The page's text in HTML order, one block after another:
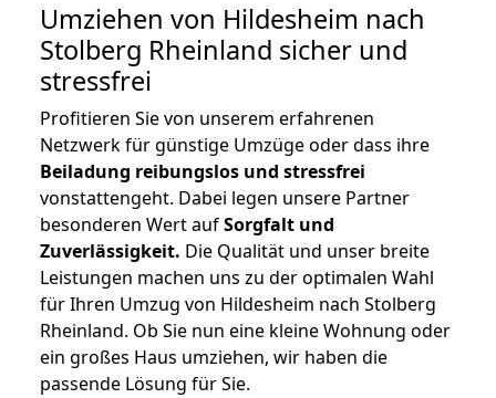
Umziehen von Hildesheim nach
Stolberg Rheinland sicher und
stressfrei
Profitieren Sie von unserem erfahrenen
Netzwerk für günstige Umzüge oder dass ihre
Beiladung reibungslos und stressfrei
vonstattengeht. Dabei legen unsere Partner
besonderen Wert aufSorgfalt und
Zuverlässigkeit. Die Qualität und unser breite
Leistungen machen uns zu der optimalen Wahl
für Ihren Umzug von Hildesheim nach Stolberg
Rheinland. Ob Sie nun eine kleine Wohnung oder
ein großes Haus umziehen, wir haben die
passende Lösung für Sie.